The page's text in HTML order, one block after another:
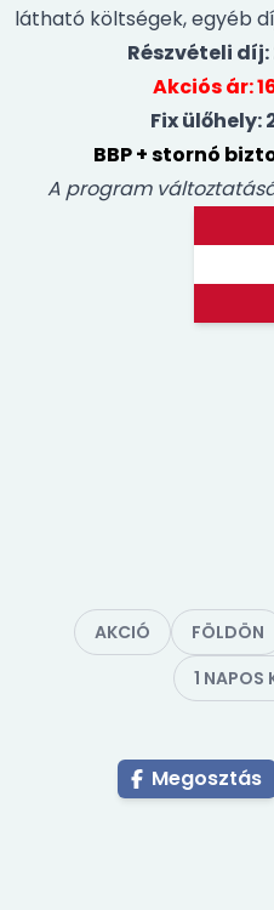
látható költségek, egyéb
Részvételi
Akciós ár:
Fix ülőhely:
BBP + stornó
A program
AKCIÓ FÖLDÖN
1 NAPOS
Megosztás